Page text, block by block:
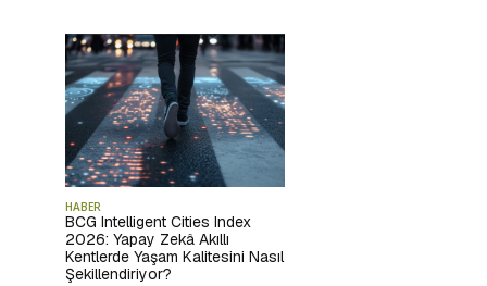
HABER
BCG Intelligent Cities Index
2026: Yapay Zekâ Akıllı
Kentlerde Yaşam Kalitesini Nasıl
Şekillendiriyor?